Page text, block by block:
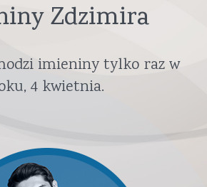
Zdzimira
imieniny tylko raz w
4 kwietnia.